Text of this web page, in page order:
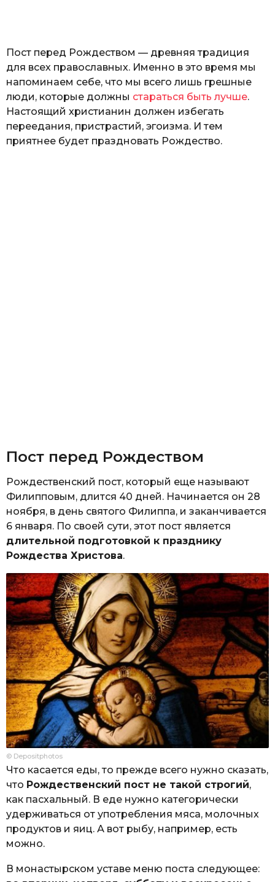
Пост перед Рождеством — древняя традиция
для всех православных. Именно в это время мы
напоминаем себе, что мы всего лишь грешные
люди, которые должны стараться быть лучше.
Настоящий христианин должен избегать
переедания, пристрастий, эгоизма. И тем
приятнее будет праздновать Рождество.
Пост перед Рождеством
Рождественский пост, который еще называют
Филипповым, длится 40 дней. Начинается он 28
ноября, в день святого Филиппа, и заканчивается
6 января. По своей сути, этот пост является
длительной подготовкой к празднику
Рождества Христова.
© Depositphotos
Что касается еды, то прежде всего нужно сказать,
что Рождественский пост не такой строгий,
как пасхальный. В еде нужно категорически
удерживаться от употребления мяса, молочных
продуктов и яиц. А вот рыбу, например, есть
можно.
В монастырском уставе меню поста следующее: